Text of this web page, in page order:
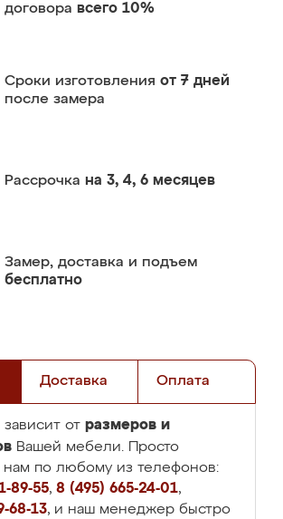
договора всего 10%
Сроки изготовления от 7 дней
после замера
Рассрочка на 3, 4, 6 месяцев
Замер, доставка и подъем
бесплатно
Доставка Оплата
от размеров и
Вашей мебели. Просто
нам по любому из телефонов:
89-55, 8 (495) 665-24-01,
68-13, и наш менеджер быстро